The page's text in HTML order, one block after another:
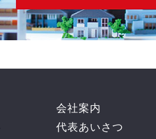
会社案内
代表あいさつ